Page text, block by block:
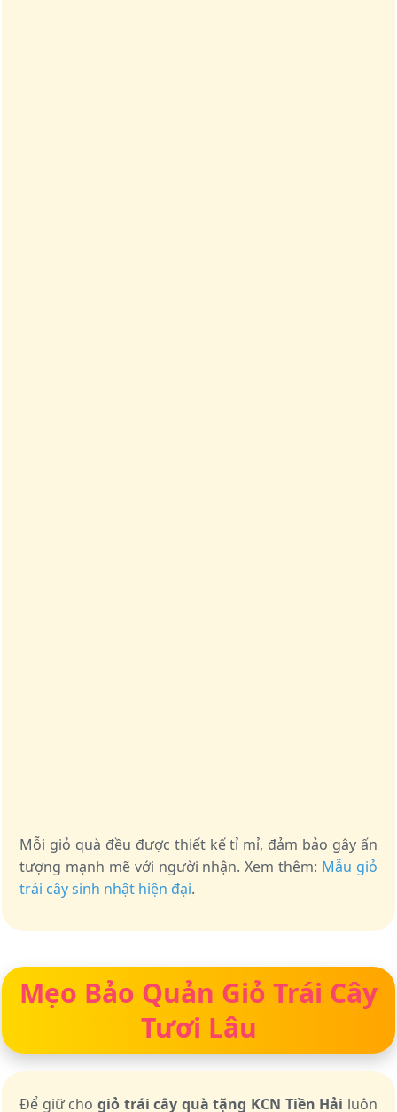
Mỗi giỏ quà đều được thiết kế tỉ mỉ, đảm bảo gây ấn
tượng mạnh mẽ với người nhận. Xem thêm: Mẫu giỏ
trái cây sinh nhật hiện đại.
Mẹo Bảo Quản Giỏ Trái Cây
Tươi Lâu
Để giữ cho giỏ trái cây quà tặng KCN Tiền Hải luôn